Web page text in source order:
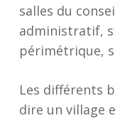
salles du
administratif,
périmétrique,
Les différents
dire un village